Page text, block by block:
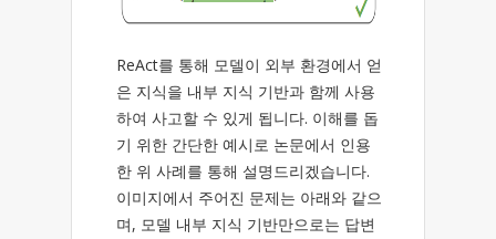
ReAct를 통해 모델이 외부 환경에서 얻
은 지식을 내부 지식 기반과 함께 사용
하여 사고할 수 있게 됩니다. 이해를 돕
기 위한 간단한 예시로 논문에서 인용
한 위 사례를 통해 설명드리겠습니다.
이미지에서 주어진 문제는 아래와 같으
며, 모델 내부 지식 기반만으로는 답변